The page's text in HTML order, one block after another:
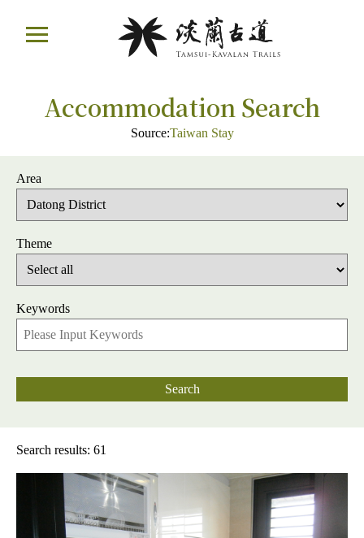
Accommodation Search
Source:Taiwan Stay
Area
Theme
Keywords
Search
Search results: 61